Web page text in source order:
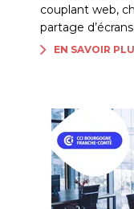
couplant web,
partage
EN SAVOIR